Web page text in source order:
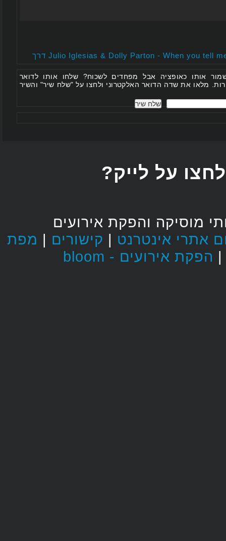
האזינו לJulio Iglesias & Dolly Parton - When you tell me that you love me דרך
אותו כאופציה אבל מפחדים לשכוח? שלחו אותו לדואר
מלאו את שדה הדואר האלקטרוני ולחצו על "שלח שיר" והשיר
על לייק?
מוסיקה והפקת אירועים
| קישורים| מפת
הפקת אירועים - bloom